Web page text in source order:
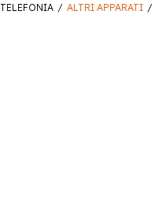
TELEFONIA ALTRI APPARATI